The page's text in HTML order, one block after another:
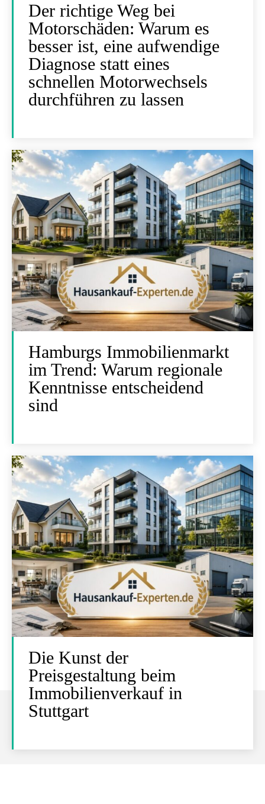
Der richtige Weg bei
Motorschäden: Warum es
besser ist, eine aufwendige
Diagnose statt eines
schnellen Motorwechsels
durchführen zu lassen
Hamburgs Immobilienmarkt
im Trend: Warum regionale
Kenntnisse entscheidend
sind
Die Kunst der
Preisgestaltung beim
Immobilienverkauf in
Stuttgart